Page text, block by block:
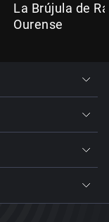
La Brújula de
Ourense